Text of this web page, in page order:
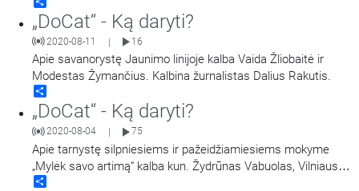
jaunimą.
„DoCat“ - Ką daryti?
2020-08-11 | 16
Apie savanorystę Jaunimo linijoje kalba Vaida Žliobaitė ir
Modestas Žymančius. Kalbina žurnalistas Dalius Rakutis.
„DoCat“ - Ką daryti?
2020-08-04 75
Apie tarnystę silpniesiems ir pažeidžiamiesiems mokyme
„Mylėk savo artimą“ kalba kun. Žydrūnas Vabuolas, Vilniaus
Arkivyskupijos Caritas kapelionas.